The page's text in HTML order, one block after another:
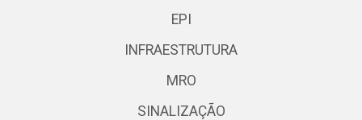
EPI
INFRAESTRUTURA
MRO
SINALIZAÇÃO